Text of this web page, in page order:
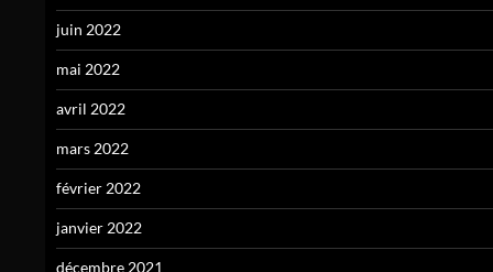
juin 2022
mai 2022
avril 2022
mars 2022
février 2022
janvier 2022
décembre 2021